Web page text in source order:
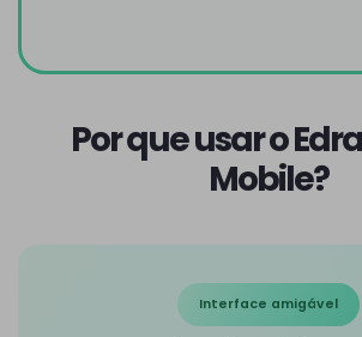
Por que usar o
Mobile?
Interface amigável